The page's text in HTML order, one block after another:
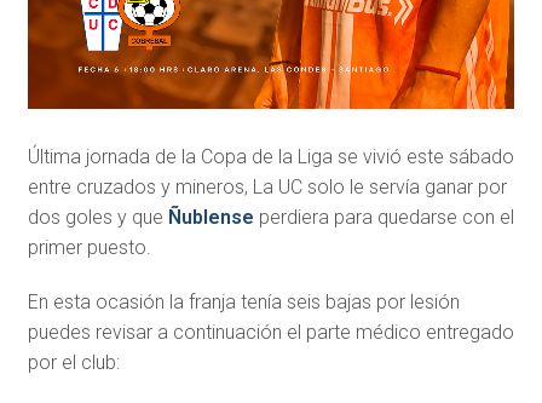
Última jornada de la Copa de la Liga se vivió este sábado
entre cruzados y mineros, La UC solo le servía ganar por
dos goles y que Ñublense perdiera para quedarse con el
primer puesto.
En esta ocasión la franja tenía seis bajas por lesión
puedes revisar a continuación el parte médico entregado
por el club: